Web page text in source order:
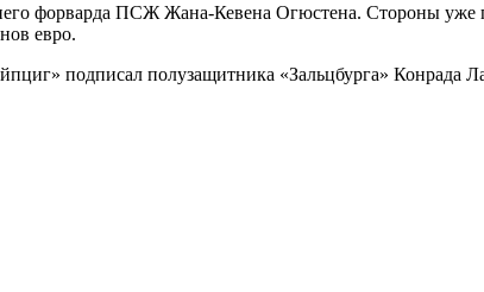
форварда ПСЖ Жана-Кевена Огюстена. Стороны уже
евро.
подписал полузащитника «Зальцбурга» Конрада